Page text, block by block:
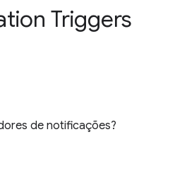
Triggers
de notificações?